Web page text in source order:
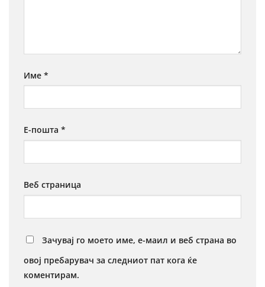
Име *
Е-пошта *
Веб страница
Зачувај го моето име, е-маил и веб страна во
овој пребарувач за следниот пат кога ќе
коментирам.